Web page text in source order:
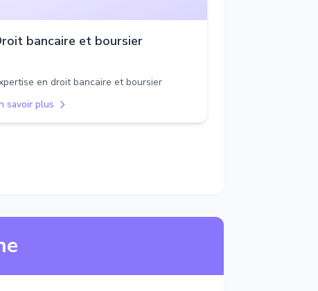
bancaire et boursier
en droit bancaire et boursier
savoir plus